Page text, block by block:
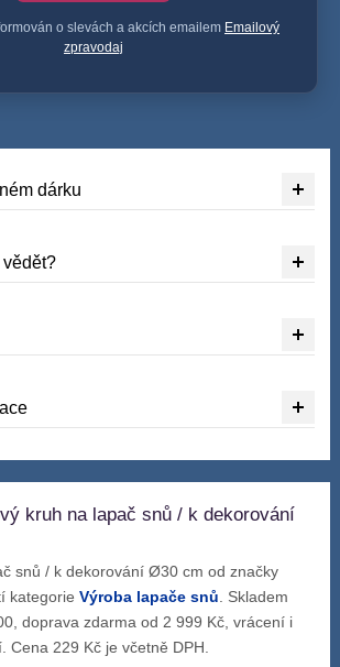
o slevách a akcích emailem Emailový
zpravodaj
dárku
kruh na lapač snů / k dekorování
snů / k dekorování Ø30 cm od značky
kategorieVýroba lapače snů. Skladem
doprava zdarma od 2 999 Kč, vrácení i
Cena 229 Kč je včetně DPH.